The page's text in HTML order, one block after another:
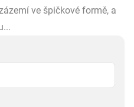
ve špičkové formě, a